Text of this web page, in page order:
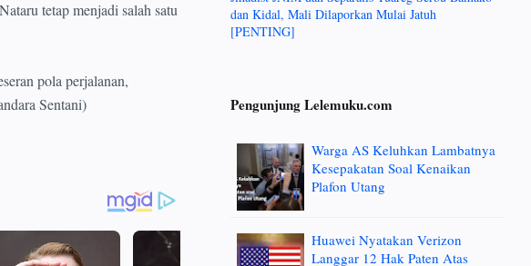
tetap menjadi salah satu
pola perjalanan,
Sentani)
dan Kidal, Mali Dilaporkan Mulai Jatuh
[PENTING]
Pengunjung Lelemuku.com
Warga AS Keluhkan Lambatnya
Kesepakatan Soal Kenaikan
Plafon Utang
Huawei Nyatakan Verizon
Langgar 12 Hak Paten Atas